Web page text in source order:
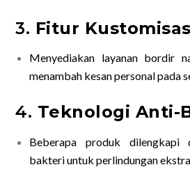
3. Fitur
Menyediakan layanan bordir
menambah kesan personal pada
4. Teknologi Anti-
Beberapa produk dilengkapi
bakteri untuk perlindungan ekstra.